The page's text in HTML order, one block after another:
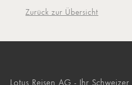
Zurück zur Übersicht
Lotus Reisen AG - Ihr Schweizer